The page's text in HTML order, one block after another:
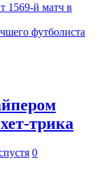
1569-й матч в
футболиста
трика
0